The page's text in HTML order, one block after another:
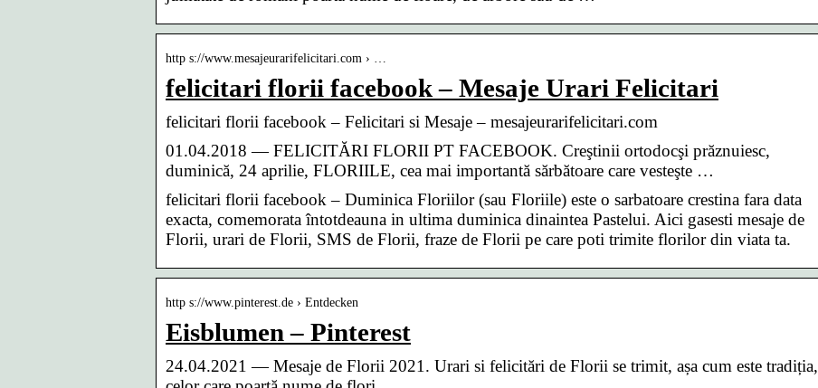
http s://www.mesajeurarifelicitari.com › …
felicitari florii facebook – Mesaje Urari Felicitari
felicitari florii facebook – Felicitari si Mesaje – mesajeurarifelicitari.com
01.04.2018 — FELICITĂRI FLORII PT FACEBOOK. Creştinii ortodocşi prăznuiesc,
duminică, 24 aprilie, FLORIILE, cea mai importantă sărbătoare care vesteşte …
felicitari florii facebook – Duminica Floriilor (sau Floriile) este o sarbatoare crestina fara data
exacta, comemorata întotdeauna in ultima duminica dinaintea Pastelui. Aici gasesti mesaje de
Florii, urari de Florii, SMS de Florii, fraze de Florii pe care poti trimite florilor din viata ta.
http s://www.pinterest.de › Entdecken
Eisblumen – Pinterest
24.04.2021 — Mesaje de Florii 2021. Urari si felicitări de Florii se trimit, așa cum este tradiția,